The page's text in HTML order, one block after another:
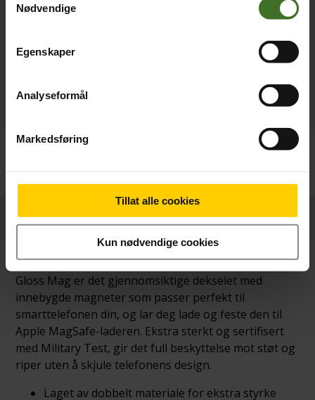
Nødvendige
Egenskaper
Analyseformål
Markedsføring
Tillat alle cookies
Kun nødvendige cookies
Produktinformasjon
Gloss Mag er det gjennomsiktige dekselet med
innebygde magneter som passer perfekt til
smarttelefonen din, og lar deg lade og feste den til
Apple MagSafe-laderen. Ekstra sterkt og sertifisert
med Military Test, gir det full beskyttelse mot støt og
riper uten å skjule telefonens design.
Laget av dobbelt materiale for ekstra styrke